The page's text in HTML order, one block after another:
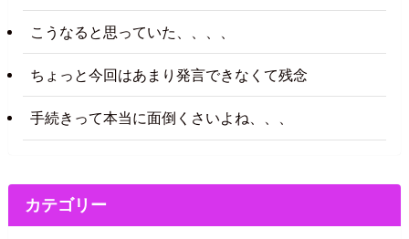
こうなると思っていた、、、、
ちょっと今回はあまり発言できなくて残念
手続きって本当に面倒くさいよね、、、
カテゴリー